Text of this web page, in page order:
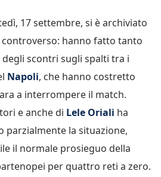
17 settembre, si è archiviato
hanno fatto tanto
scontri sugli spalti tra i
Napoli, che hanno costretto
a interrompere il match.
e anche di Lele Oriali ha
la situazione,
il normale prosieguo della
per quattro reti a zero.